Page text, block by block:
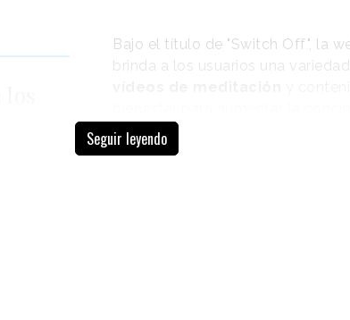
Bajo el título de "Switch Off", la
brinda a los usuarios una
psicológica y el bienestar mental.
embargo, el contenido solo se
Seguir leyendo